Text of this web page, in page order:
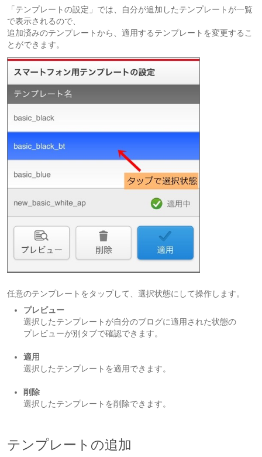
「テンプレートの設定」では、自分が追加したテンプレートが一覧
で表示されるので、
追加済みのテンプレートから、適用するテンプレートを変更するこ
とができます。
任意のテンプレートをタップして、選択状態にして操作します。
プレビュー
選択したテンプレートが自分のブログに適用された状態の
プレビューが別タブで確認できます。
適用
選択したテンプレートを適用できます。
削除
選択したテンプレートを削除できます。
テンプレートの追加